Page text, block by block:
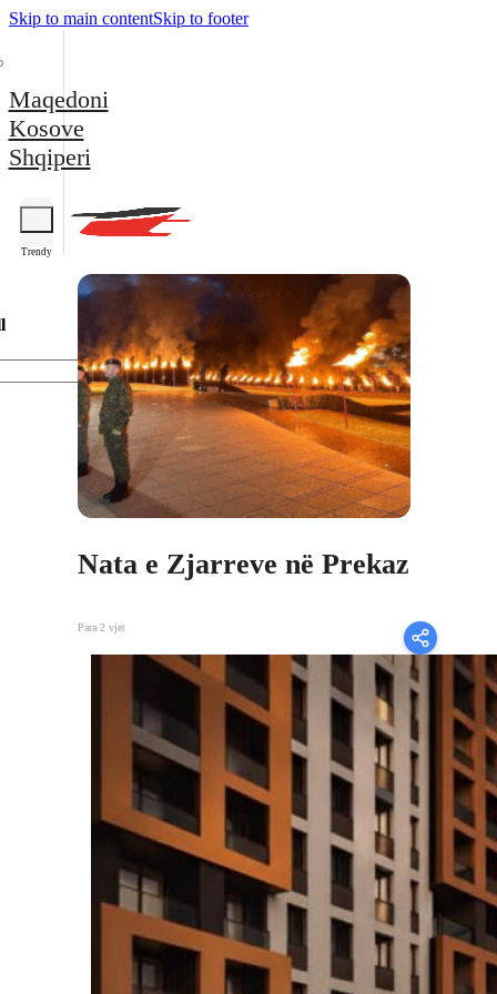
Skip to main contentSkip to footer
Maqedoni
Kosove
Shqiperi
Trendy
Nata e Zjarreve në Prekaz
Para 2 vjet